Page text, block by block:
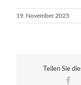
19. November 2025
Teilen Sie